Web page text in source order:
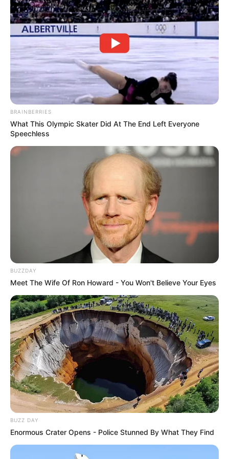
BRAINBERRIES
What This Olympic Skater Did At The End Left Everyone
Speechless
BUZZDAY
Meet The Wife Of Ron Howard - You Won't Believe Your Eyes
BUZZ DAY
Enormous Crater Opens - Police Stunned By What They Find
പദ്ധതികളുടെ വേഗത എന്നിവയിൽ വലിയ
വെല്ലുവിളികളാണ് മുന്നിലുള്ളത്.
Tags: Jayathilak IAS